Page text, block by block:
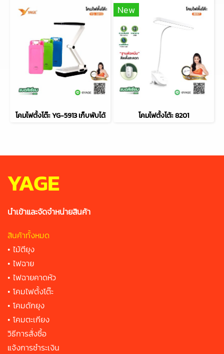
โคมไฟตั้งโต๊ะ YG-5913 เก็บพับได้
New
โคมไฟตั้งโต้ะ 8201
YAGE
นำเข้าและจัดจำหน่ายสินค้า
สินค้าทั้งหมด
• ไม้ตียุง
• ไฟฉาย
• ไฟฉายคาดหัว
• โคมไฟตั้งโต๊ะ
• โคมดักยุง
• โคมตะเกียง
วิธีการสั่งซื้อ
แจ้งการชำระเงิน